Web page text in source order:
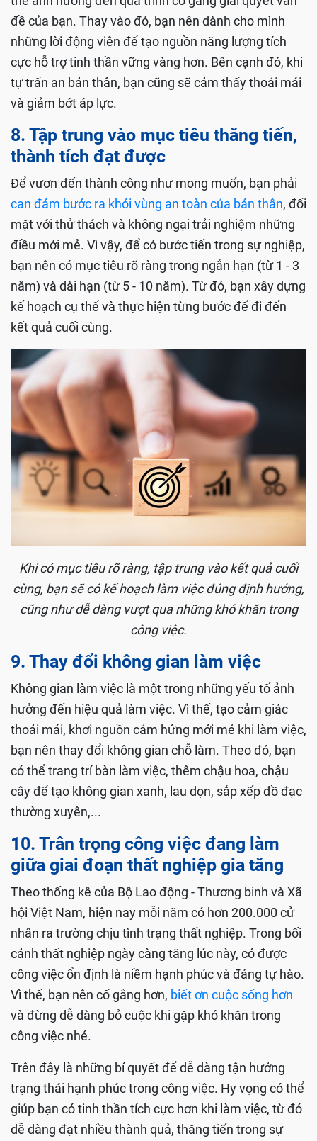
đề của bạn. Thay vào đó, bạn nên dành cho mình
những lời động viên để tạo nguồn năng lượng tích
cực hỗ trợ tinh thần vững vàng hơn. Bên cạnh đó, khi
tự trấn an bản thân, bạn cũng sẽ cảm thấy thoải mái
và giảm bớt áp lực.
8. Tập trung vào mục tiêu thăng tiến,
thành tích đạt được
Để vươn đến thành công như mong muốn, bạn phải
can đảm bước ra khỏi vùng an toàn của bản thân, đối
mặt với thử thách và không ngại trải nghiệm những
điều mới mẻ. Vì vậy, để có bước tiến trong sự nghiệp,
bạn nên có mục tiêu rõ ràng trong ngắn hạn (từ 1 - 3
năm) và dài hạn (từ 5 - 10 năm). Từ đó, bạn xây dựng
kế hoạch cụ thể và thực hiện từng bước để đi đến
kết quả cuối cùng.
Khi có mục tiêu rõ ràng, tập trung vào kết quả cuối
cùng, bạn sẽ có kế hoạch làm việc đúng định hướng,
cũng như dễ dàng vượt qua những khó khăn trong
công việc.
9. Thay đổi không gian làm việc
Không gian làm việc là một trong những yếu tố ảnh
hưởng đến hiệu quả làm việc. Vì thế, tạo cảm giác
thoải mái, khơi nguồn cảm hứng mới mẻ khi làm việc,
bạn nên thay đổi không gian chỗ làm. Theo đó, bạn
có thể trang trí bàn làm việc, thêm chậu hoa, chậu
cây để tạo không gian xanh, lau dọn, sắp xếp đồ đạc
thường xuyên,...
10. Trân trọng công việc đang làm
giữa giai đoạn thất nghiệp gia tăng
Theo thống kê của Bộ Lao động - Thương binh và Xã
hội Việt Nam, hiện nay mỗi năm có hơn 200.000 cử
nhân ra trường chịu tình trạng thất nghiệp. Trong bối
cảnh thất nghiệp ngày càng tăng lúc này, có được
công việc ổn định là niềm hạnh phúc và đáng tự hào.
Vì thế, bạn nên cố gắng hơn, biết ơn cuộc sống hơn
và đừng dễ dàng bỏ cuộc khi gặp khó khăn trong
công việc nhé.
Trên đây là những bí quyết để dễ dàng tận hưởng
trạng thái hạnh phúc trong công việc. Hy vọng có thể
giúp bạn có tinh thần tích cực hơn khi làm việc, từ đó
dễ dàng đạt nhiều thành quả, thăng tiến trong sự